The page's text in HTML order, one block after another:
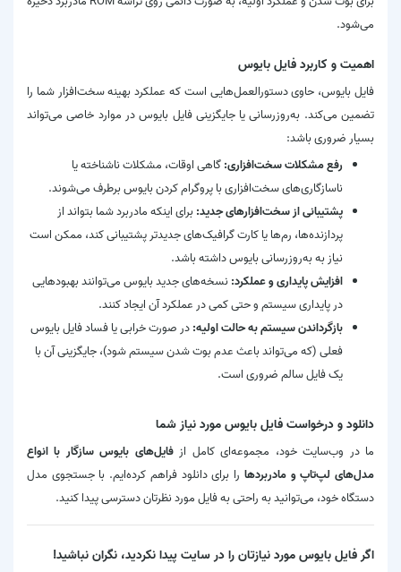
می‌شود.
اهمیت و کاربرد فایل بایوس
فایل بایوس، حاوی دستورالعمل‌هایی است که عملکرد بهینه سخت‌افزار شما را
تضمین می‌کند. به‌روزرسانی یا جایگزینی فایل بایوس در موارد خاصی می‌تواند
بسیار ضروری باشد:
رفع مشکلات سخت‌افزاری:گاهی اوقات، مشکلات ناشناخته یا
ناسازگاری‌های سخت‌افزاری با پروگرام کردن بایوس برطرف می‌شوند.
پشتیبانی از سخت‌افزارهای جدید: برای اینکه مادربرد شما بتواند از
پردازنده‌ها، رم‌ها یا کارت گرافیک‌های جدیدتر پشتیبانی کند، ممکن است
نیاز به به‌روزرسانی بایوس داشته باشد.
افزایش پایداری و عملکرد: نسخه‌های جدید بایوس می‌توانند بهبودهایی
در پایداری سیستم و حتی کمی در عملکرد آن ایجاد کنند.
بازگرداندن سیستم به حالت اولیه:در صورت خرابی یا فساد فایل بایوس
فعلی (که می‌تواند باعث عدم بوت شدن سیستم شود)، جایگزینی آن با
یک فایل سالم ضروری است.
دانلود و درخواست فایل بایوس مورد نیاز شما
ما در وب‌سایت خود، مجموعه‌ای کامل ازفایل‌های بایوس سازگار با انواع
مدل‌های لپ‌تاپ و مادربردها را برای دانلود فراهم کرده‌ایم. با جستجوی مدل
دستگاه خود، می‌توانید به راحتی به فایل مورد نظرتان دسترسی پیدا کنید.
اگر فایل بایوس مورد نیازتان را در سایت پیدا نکردید، نگران نباشید!